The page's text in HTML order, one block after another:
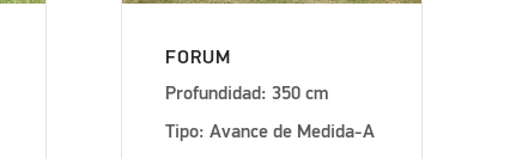
FORUM
Profundidad: 350 cm
Tipo: Avance de Medida-A